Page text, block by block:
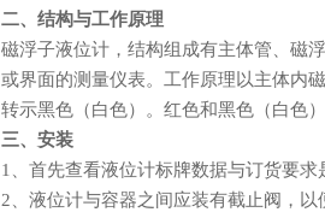
二、结构与工作原理
磁浮子液位计，结构组成有主体管、磁
或界面的测量仪表。工作原理以主体内
转示黑色（白色）。红色和黑色（白色
三、安装
1、首先查看液位计标牌数据与订货要
2、液位计与容器之间应装有截止阀，